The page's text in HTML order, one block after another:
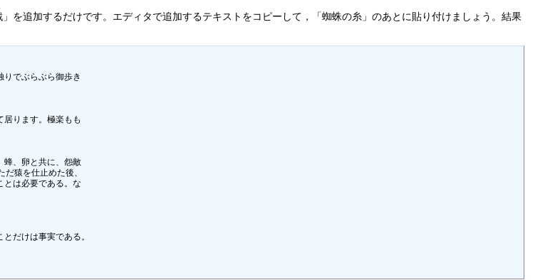
を追加するだけです。エディタで追加するテキストをコピーして，「蜘蛛の糸」のあとに貼り付けましょう。結果
でぶらぶら御歩き
居ります。極楽もも
蜂、卵と共に、怨敵
猿を仕止めた後、
とは必要である。な
だけは事実である。